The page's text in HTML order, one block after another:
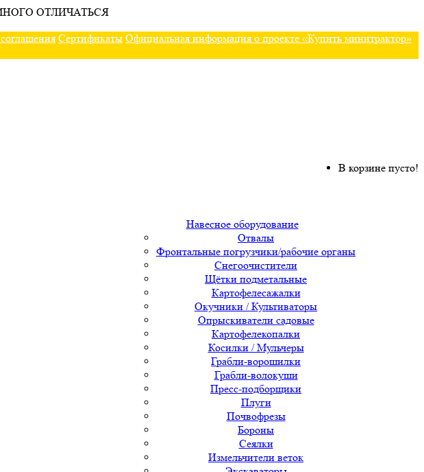
ОТЛИЧАТЬСЯ
Сертификаты Официальная информация о проекте «Купить минитрактор»
В корзине пусто!
Навесное оборудование
Отвалы
Фронтальные погрузчики/рабочие органы
Снегоочистители
Щётки подметальные
Картофелесажалки
Окучники / Культиваторы
Опрыскиватели садовые
Картофелекопалки
Косилки / Мульчеры
Грабли-ворошилки
Грабли-волокуши
Пресс-подборщики
Плуги
Почвофрезы
Бороны
Сеялки
Измельчители веток